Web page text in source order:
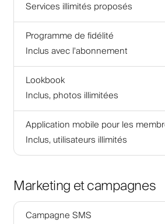
Services illimités proposés
Programme de fidélité
Inclus avec l'abonnement
Lookbook
Inclus, photos illimitées
Application mobile pour les
Inclus, utilisateurs illimités
Marketing et campagnes
Campagne SMS